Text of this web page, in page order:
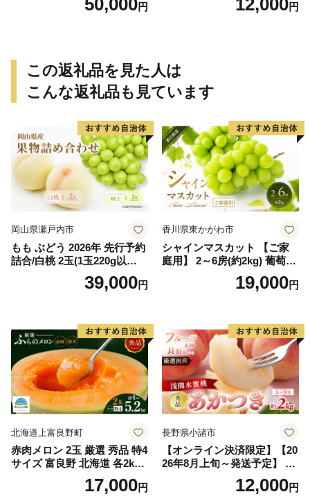
ップ付約14.5～15kg 約60～
50,000円
でに順次発送致します。 / 訳
12,000円
この返礼品を見た人は
こんな返礼品も見ています
岡山県瀬戸内市
もも ぶどう 2026年 先行予約
詰合/白桃 2玉(1玉220g以
上)・シャインマスカット 晴
39,000円
香川県東かがわ市
シャインマスカット 【ご家
庭用】 2～6房(約2kg) 葡萄 ぶ
どう ブドウ フルーツ 果物 く
だもの 果実 旬の果物 旬のフ
19,000円
北海道上富良野町
赤肉メロン 2玉 厳選 秀品 特4
サイズ 富良野 北海道 各2kg
～2.6kg 2玉 セット ファーム
富良野 メロン めろん 果物 く
17,000円
長野県小諸市
【オンライン決済限定】【20
26年8月上旬～発送予定】 先
行予約 「浅間水蜜桃プレミ
アム」 もも あかつき 秀品 約
12,000円